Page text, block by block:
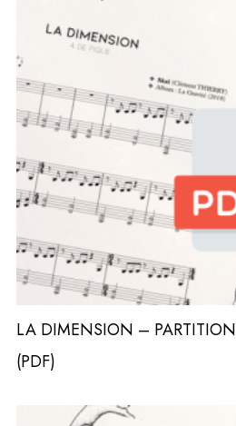
LA DIMENSION – PARTITION
(PDF)